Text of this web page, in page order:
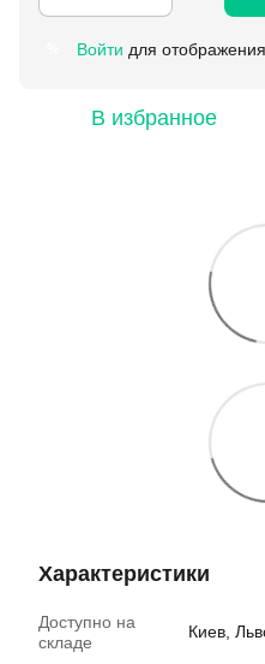
Войти для
В избранное
Характеристики
Доступно на
складе
Киев,